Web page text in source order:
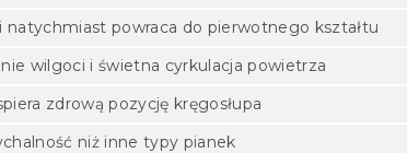
i natychmiast powraca do pierwotnego kształtu
wilgoci i świetna cyrkulacja powietrza
zdrową pozycję kręgosłupa
niż inne typy pianek